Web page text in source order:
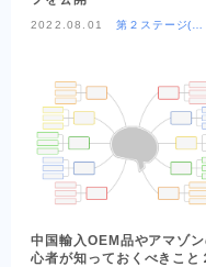
OEM商品×自社EC
クライアントの声
お問い合わせ
2022.08.01
第２ステージ(OE
中国輸入OEM品やアマゾン
心者が知っておくべきこと